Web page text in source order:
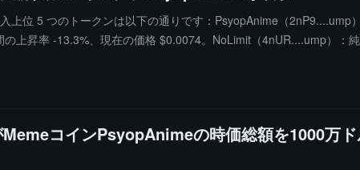
位 5 つのトークンは以下の通りです：PsyopAnime（2nP9....ump
上昇率 -13.3%、現在の価格 $0.0074。NoLimit（4nUR....ump）：
コインPsyopAnimeの時価総額を1000万